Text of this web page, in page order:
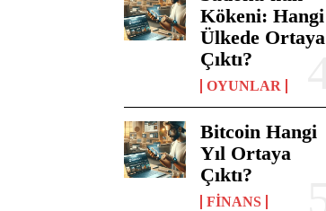
Kökeni: Hangi
Ülkede Ortaya
Çıktı?
OYUNLAR
Bitcoin Hangi
Yıl Ortaya
Çıktı?
FINANS